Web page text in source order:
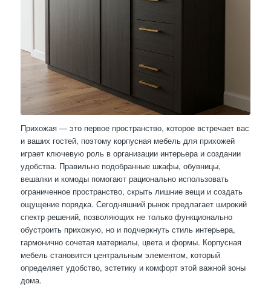
Прихожая — это первое пространство, которое встречает вас
и ваших гостей, поэтому корпусная мебель для прихожей
играет ключевую роль в организации интерьера и создании
удобства. Правильно подобранные шкафы, обувницы,
вешалки и комоды помогают рационально использовать
ограниченное пространство, скрыть лишние вещи и создать
ощущение порядка. Сегодняшний рынок предлагает широкий
спектр решений, позволяющих не только функционально
обустроить прихожую, но и подчеркнуть стиль интерьера,
гармонично сочетая материалы, цвета и формы. Корпусная
мебель становится центральным элементом, который
определяет удобство, эстетику и комфорт этой важной зоны
дома.